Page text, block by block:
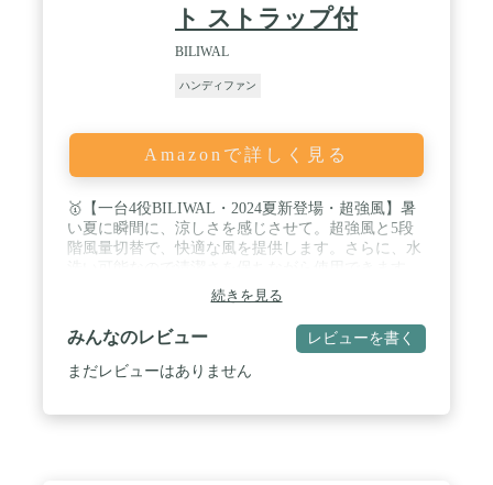
ト ストラップ付
BILIWAL
ハンディファン
Amazonで詳しく見る
🥇【一台4役BILIWAL・2024夏新登場・超強風】暑
い夏に瞬間に、涼しさを感じさせて。超強風と5段
階風量切替で、快適な風を提供します。さらに、水
一台4役の携帯扇風機として、様々なシーンで大活
躍。手持ち、卓上用、首掛け、非常時用として使え
ます。どんな場面でも夏に欠かせないアイテムで
す。ミニ・軽量・持ち運び便利なサイズで、
13.8cm×9.1cm。コンパクトながら高いパフォーマン
続きを見る
みんなのレビュー レビューを書く
まだレビューはありません